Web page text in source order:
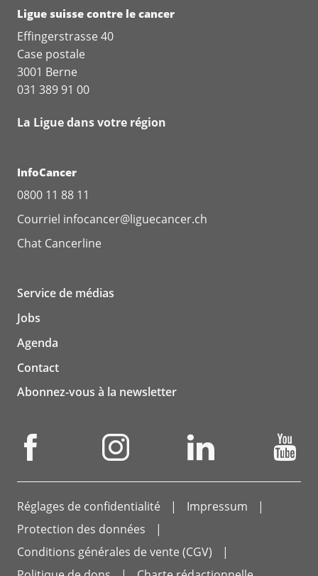
Ligue suisse contre le cancer
Effingerstrasse 40
Case postale
3001 Berne
031 389 91 00
La Ligue dans votre région
InfoCancer
0800 11 88 11
Courriel infocancer@liguecancer.ch
Chat Cancerline
Service de médias
Jobs
Agenda
Contact
Abonnez-vous à la newsletter
Réglages de confidentialité
Impressum
Protection des données
Conditions générales de vente (CGV)